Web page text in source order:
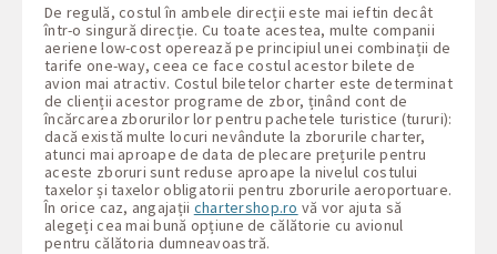
De regulă, costul în ambele direcții este mai ieftin decât
într-o singură direcție. Cu toate acestea, multe companii
aeriene low-cost operează pe principiul unei combinații de
tarife one-way, ceea ce face costul acestor bilete de
avion mai atractiv. Costul biletelor charter este determinat
de clienții acestor programe de zbor, ținând cont de
încărcarea zborurilor lor pentru pachetele turistice (tururi):
dacă există multe locuri nevândute la zborurile charter,
atunci mai aproape de data de plecare prețurile pentru
aceste zboruri sunt reduse aproape la nivelul costului
taxelor și taxelor obligatorii pentru zborurile aeroportuare.
În orice caz, angajații chartershop.ro vă vor ajuta să
alegeți cea mai bună opțiune de călătorie cu avionul
pentru călătoria dumneavoastră.